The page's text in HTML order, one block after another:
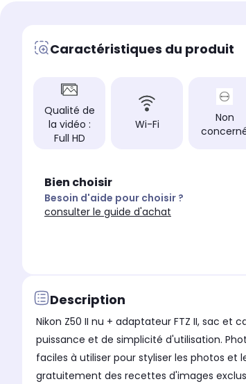
Caractéristiques du produit
Qualité de
la vidéo :
Full HD
Wi-Fi
Non
Bien choisir
Besoin d'aide pour choisir ?
consulter le guide d'achat
Description
Nikon Z50 II nu + adaptateur FTZ II, sac et
puissance et de simplicité d'utilisation.
faciles à utiliser pour styliser les photos et
gratuitement des recettes d'images